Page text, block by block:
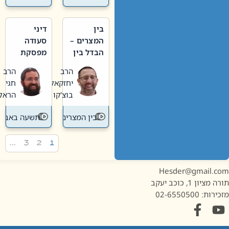
בין
המצרים –
הבדל בין
חדשה
לישנה
הרב
יחזקאל
בוצ'קו
בין המצרים
דיני
סעודה
מפסקת
תשעה
באב
הרב
חגי
הראל
תשעה באב
1, כוכב יעקב
02-6550500